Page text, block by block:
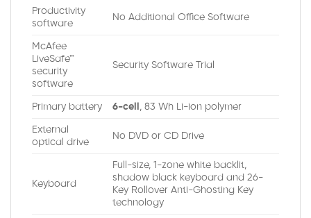
Productivity
software
No Additional Office Software
McAfee
LiveSafe™
security
software
Security Software Trial
Primary battery 6-cell , 83 Wh Li-ion polymer
External
optical drive
No DVD or CD Drive
Keyboard
Full-size, 1-zone white backlit,
shadow black keyboard and 26-
Key Rollover Anti-Ghosting Key
technology